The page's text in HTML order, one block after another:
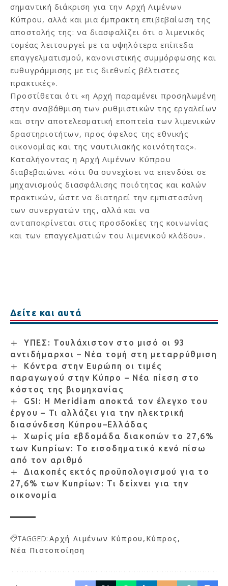
σημαντική διάκριση για την Αρχή Λιμένων
Κύπρου, αλλά και μια έμπρακτη επιβεβαίωση της
αποστολής της: να διασφαλίζει ότι ο λιμενικός
τομέας λειτουργεί με τα υψηλότερα επίπεδα
επαγγελματισμού, κανονιστικής συμμόρφωσης και
ευθυγράμμισης με τις διεθνείς βέλτιστες
πρακτικές».
Προστίθεται ότι «η Αρχή παραμένει προσηλωμένη
στην αναβάθμιση των ρυθμιστικών της εργαλείων
και στην αποτελεσματική εποπτεία των λιμενικών
δραστηριοτήτων, προς όφελος της εθνικής
οικονομίας και της ναυτιλιακής κοινότητας».
Καταλήγοντας η Αρχή Λιμένων Κύπρου
διαβεβαιώνει «ότι θα συνεχίσει να επενδύει σε
μηχανισμούς διασφάλισης ποιότητας και καλών
πρακτικών, ώστε να διατηρεί την εμπιστοσύνη
των συνεργατών της, αλλά και να
ανταποκρίνεται στις προσδοκίες της κοινωνίας
και των επαγγελματιών του λιμενικού κλάδου».
Δείτε και αυτά
ΥΠΕΣ: Τουλάχιστον στο μισό οι 93
αντιδήμαρχοι – Νέα τομή στη μεταρρύθμιση
Κόντρα στην Ευρώπη οι τιμές
παραγωγού στην Κύπρο – Νέα πίεση στο
κόστος της βιομηχανίας
GSI: Η Meridiam αποκτά τον έλεγχο του
έργου – Τι αλλάζει για την ηλεκτρική
διασύνδεση Κύπρου–Ελλάδας
Χωρίς μία εβδομάδα διακοπών το 27,6%
των Κυπρίων: Το εισοδηματικό κενό πίσω
από τον αριθμό
Διακοπές εκτός προϋπολογισμού για το
27,6% των Κυπρίων: Τι δείχνει για την
οικονομία
TAGGED: Αρχή Λιμένων Κύπρου Κύπρος
Νέα Πιστοποίηση